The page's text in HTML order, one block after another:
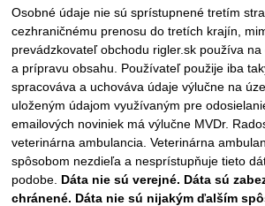
Osobné údaje nie sú sprístupnené tretím
cezhraničnému prenosu do tretích krajín,
prevádzkovateľ obchodu rigler.sk používa
a prípravu obsahu. Používateľ použije iba
spracováva a uchováva údaje výlučne na
uloženým údajom využívaným pre
emailových noviniek má výlučne MVDr.
veterinárna ambulancia. Veterinárna
spôsobom nezdieľa a nesprístupňuje tieto
podobe. Dáta nie sú verejné. Dáta sú
chránené. Dáta nie sú nijakým ďalším